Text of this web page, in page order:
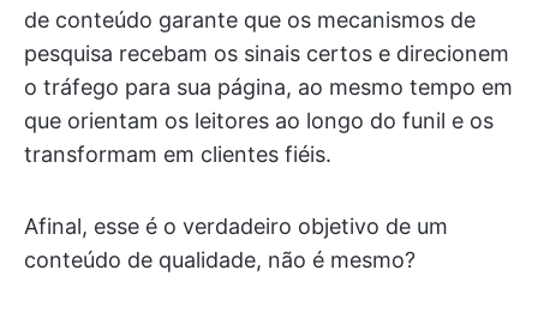
de conteúdo garante que os mecanismos de
pesquisa recebam os sinais certos e direcionem
o tráfego para sua página, ao mesmo tempo em
que orientam os leitores ao longo do funil e os
transformam em clientes fiéis.
Afinal, esse é o verdadeiro objetivo de um
conteúdo de qualidade, não é mesmo?